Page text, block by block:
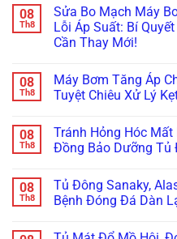
100%
Sai
Lầm
“Chết
Người”
Của
Tay!
Hướng
Dẫn
Thay
Phớt
Chuẩn
Kỹ
Thuật
Cháy!
Năng
Chảy
Yếu
Xìu?
Cách
Lắp
Bơm
Tăng
Nóng
(100°C)
Chuẩn
bình
luận
ở
Ám
“Tạch
Tạch”?
Nâng
Bơm
Cơ
Lên
Chống
Ồn:
Giá
Hãng
08
Th8
Sửa Bo Mạch Máy
Lỗi Áp Suất: Bí
Cần Thay Mới!
bình
luận
Mạch
Máy
Bơm
Wilo/Grundfos
Lỗi
Áp
08
Th8
Máy Bơm Tăng Áp
Tuyệt Chiêu Xử Lý
bình
luận
ở
Tăng
Áp
Chạy
08
Th8
Tránh Hỏng Hóc
Đồng Bảo Dưỡng Tủ
bình
luận
ở
08
Th8
Tủ Đông Sanaky,
Bệnh Đóng Đá Dàn